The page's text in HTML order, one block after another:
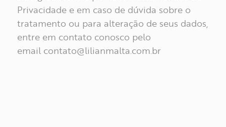
Privacidade e em caso de dúvida sobre o
tratamento ou para alteração de seus dados,
entre em contato conosco pelo
email contato@lilianmalta.com.br